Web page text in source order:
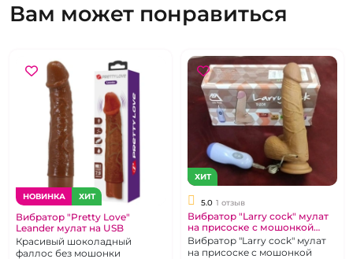
Вам может понравиться
НОВИНКА ХИТ
Вибратор "Pretty Love"
Leander мулат на USB
Красивый шоколадный
фаллос без мошонки
ХИТ
5.0 1 отзыв
Вибратор "Larry cock" мулат
на присоске с мошонкой
p2011
Вибратор "Larry cock" мулат
на присоске с мошонкой